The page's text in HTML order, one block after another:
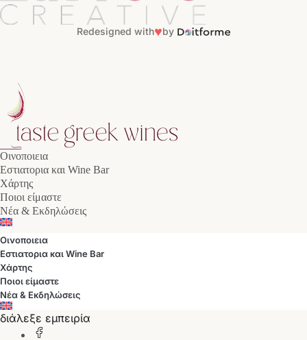
Redesigned with♥by
Οινοποιεια
Εστιατορια και Wine Bar
Χάρτης
Ποιοι είμαστε
Νέα & Εκδηλώσεις
Οινοποιεια
Εστιατορια και Wine Bar
Χάρτης
Ποιοι είμαστε
Νέα & Εκδηλώσεις
διάλεξε εμπειρία